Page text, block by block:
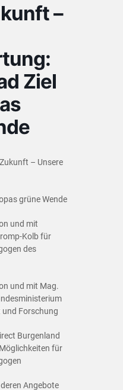
–
Ziel
– Unsere
grüne Wende
und mit
Kolb für
des
und mit Mag.
Forschung
Burgenland
für
Angebote